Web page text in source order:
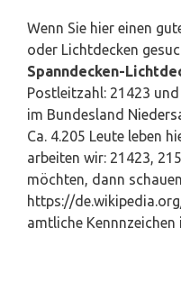
Wenn Sie hier einen
oder Lichtdecken
Spanndecken-
Postleitzahl: 21423
im Bundesland
Ca. 4.205 Leute leben
arbeiten wir: 21423,
möchten, dann
https://
amtliche Kennnzeichen